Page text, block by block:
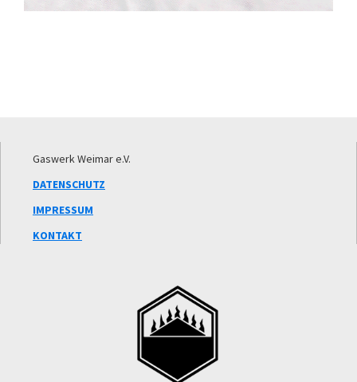
FooterGaswerk Weimar e.V.
DATENSCHUTZ
IMPRESSUM
KONTAKT